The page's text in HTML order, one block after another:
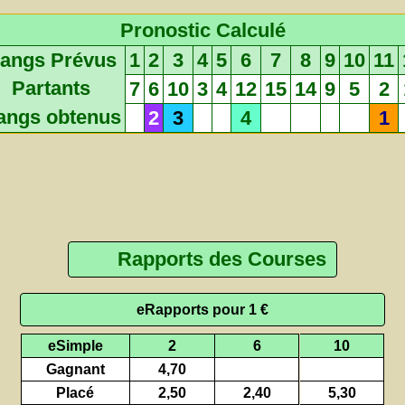
Pronostic Calculé
Prévus 1 2 3 4 5 6 7 8 9 10 11
Partants
7 6 10 3 4 12 15 14 9 5 2
obtenus
2 3 4 1
Rapports des Courses
eRapports pour 1 €
eSimple 2 6
10
Gagnant
4,70
Placé
2,50 2,40 5,30